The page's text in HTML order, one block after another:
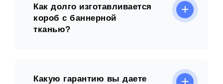
Как долго изготавливается
короб с баннерной
тканью?
Какую гарантию вы даете